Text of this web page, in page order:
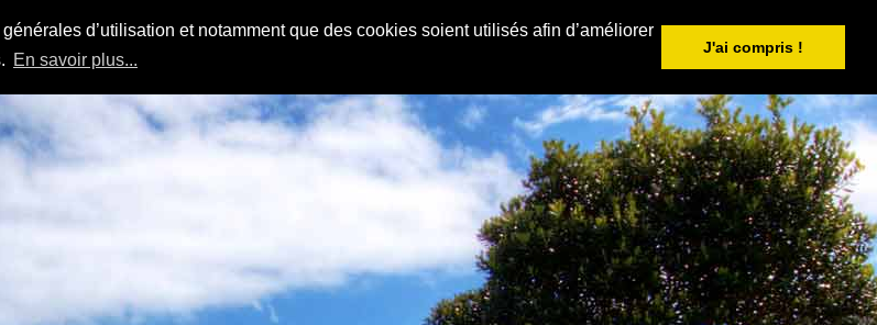
d’utilisation et notamment que des cookies soient utilisés afin d’améliorer
En savoir plus...
J'ai compris !